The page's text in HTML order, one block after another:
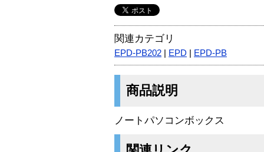
関連カテゴリ
EPD-PB202 EPD EPD-PB
商品説明
ノートパソコンボックス